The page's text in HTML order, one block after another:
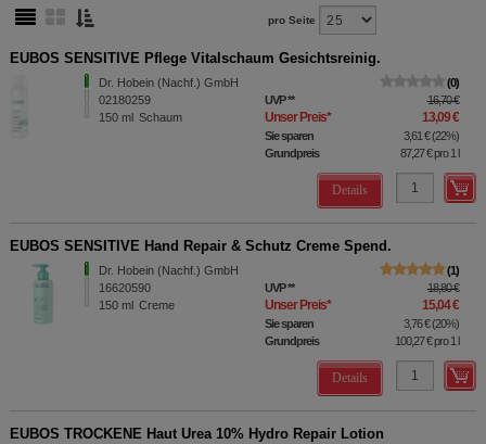
pro Seite
EUBOS SENSITIVE Pflege Vitalschaum Gesichtsreinig.
Dr. Hobein (Nachf.) GmbH
02180259
150 ml Schaum
0
UVP** 16,70 €
Unser Preis* 13,09 €
Sie sparen 3,61 €(22%)
Grundpreis
87,27 €pro 1 l
Details
EUBOS SENSITIVE Hand Repair & Schutz Creme Spend.
Dr. Hobein (Nachf.) GmbH
16620590
150 ml Creme
1
UVP** 18,80 €
Unser Preis* 15,04 €
Sie sparen 3,76 €(20%)
Grundpreis
100,27 €pro 1 l
Details
EUBOS TROCKENE Haut Urea 10% Hydro Repair Lotion